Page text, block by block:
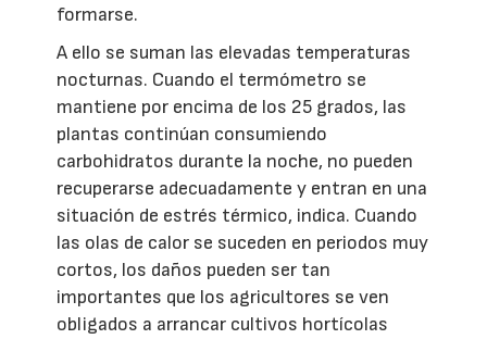
formarse.
A ello se suman las elevadas temperaturas
nocturnas. Cuando el termómetro se
mantiene por encima de los 25 grados, las
plantas continúan consumiendo
carbohidratos durante la noche, no pueden
recuperarse adecuadamente y entran en una
situación de estrés térmico, indica. Cuando
las olas de calor se suceden en periodos muy
cortos, los daños pueden ser tan
importantes que los agricultores se ven
obligados a arrancar cultivos hortícolas